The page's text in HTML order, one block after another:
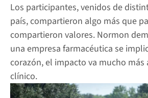
Los participantes, venidos de
país, compartieron algo más que
compartieron valores. Normon
una empresa farmacéutica se
corazón, el impacto va mucho
clínico.